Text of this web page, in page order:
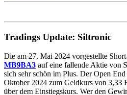
Tradings Update: Siltronic
Die am 27. Mai 2024 vorgestellte
MB9BA3 auf eine fallende Aktie von
sich sehr schön im Plus. Der Open
Oktober 2024 zum Geldkurs von 3,33
über dem Einstiegskurs. Wer den